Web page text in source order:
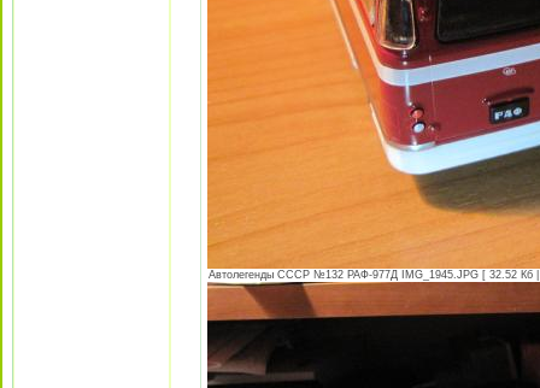
Автолегенды СССР №132 РАФ-977Д IMG_1945.JPG [ 32.52 Кб |